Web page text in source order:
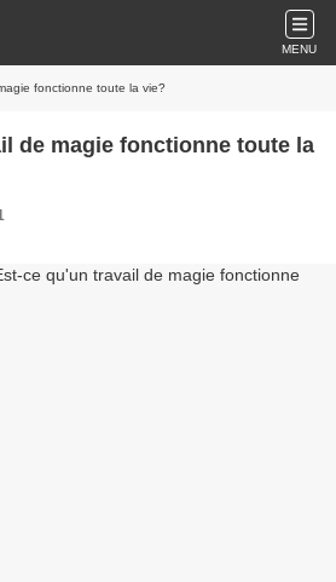
MENU
fonctionne toute la vie?
de magie fonctionne toute la